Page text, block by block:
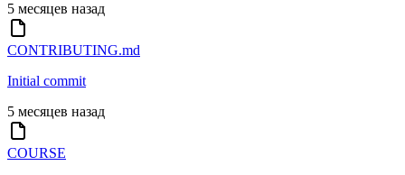
5 месяцев назад
CONTRIBUTING.md
Initial commit
5 месяцев назад
COURSE